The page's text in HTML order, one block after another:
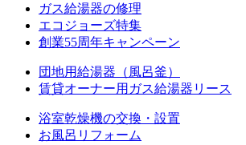
ガス給湯器の修理
エコジョーズ特集
創業55周年キャンペーン
団地用給湯器（風呂釜）
賃貸オーナー用ガス給湯器リース
浴室乾燥機の交換・設置
お風呂リフォーム